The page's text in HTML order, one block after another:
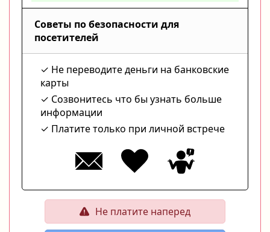
Советы по безопасности для
посетителей
Не переводите деньги на банковские
карты
Созвонитесь что бы узнать больше
информации
Платите только при личной встрече
Не платите наперед